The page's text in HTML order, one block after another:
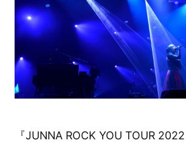
『JUNNA ROCK YOU TOUR